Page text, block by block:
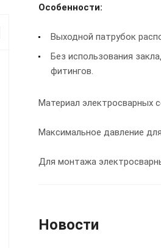
Особенности:
Выходной патрубок
Без использования
фитингов.
Материал электросварных
Максимальное давление
Для монтажа
Новости